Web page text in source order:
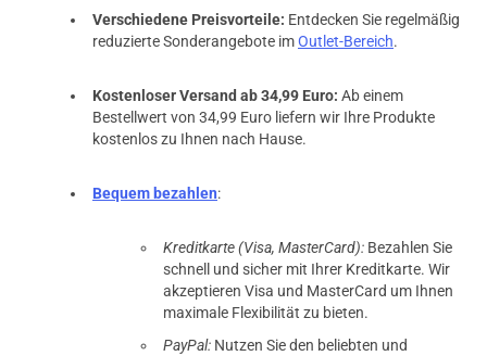
Verschiedene Preisvorteile: Entdecken Sie regelmäßig
reduzierte Sonderangebote imOutlet-Bereich.
Kostenloser Versand ab 34,99 Euro: Ab einem
Bestellwert von 34,99 Euro liefern wir Ihre Produkte
kostenlos zu Ihnen nach Hause.
Bequem bezahlen:
Kreditkarte (Visa, MasterCard): Bezahlen Sie
schnell und sicher mit Ihrer Kreditkarte. Wir
akzeptieren Visa und MasterCard um Ihnen
maximale Flexibilität zu bieten.
PayPal: Nutzen Sie den beliebten und